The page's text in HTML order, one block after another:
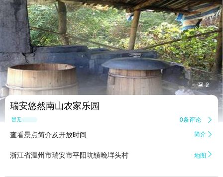
 2
瑞安悠然南山农家乐园
暂无点评 0条评论 
查看景点简介及开放时间 简介 
浙江省温州市瑞安市平阳坑镇晚垟头村 地图 
